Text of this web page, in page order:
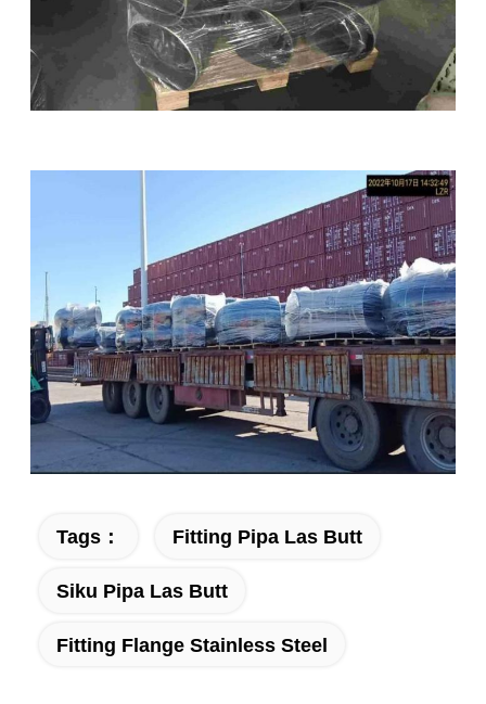
Tags： Fitting Pipa Las Butt
Siku Pipa Las Butt
Fitting Flange Stainless Steel